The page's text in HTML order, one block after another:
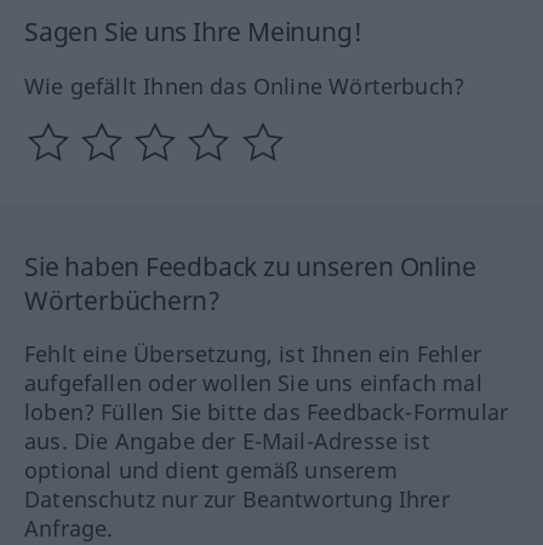
Sagen Sie uns Ihre Meinung!
Wie gefällt Ihnen das Online Wörterbuch?
Sie haben Feedback zu unseren Online
Wörterbüchern?
Fehlt eine Übersetzung, ist Ihnen ein Fehler
aufgefallen oder wollen Sie uns einfach mal
loben? Füllen Sie bitte das Feedback-Formular
aus. Die Angabe der E-Mail-Adresse ist
optional und dient gemäß unserem
Datenschutz nur zur Beantwortung Ihrer
Anfrage.